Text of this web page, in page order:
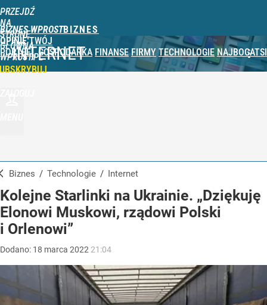
PRZEJDŹ
NA
STRONĘ
GŁÓWNĄ
WPROST.PL
BIZNES WPROST
OPINIE TWÓJ
PORTFEL GOSPODARKA FINANSE FIRMY TECHNOLOGIE NAJBOGATSI
INTERNET
Biznes / Technologie / Internet
Kolejne Starlinki na Ukrainie. „Dziękuję
Elonowi Muskowi, rządowi Polski
i Orlenowi”
Dodano: 18 marca 2022 21:04